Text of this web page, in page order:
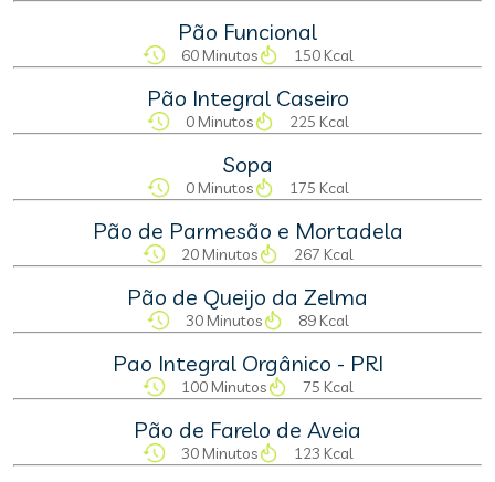
Pão Funcional
60 Minutos 150 Kcal
Pão Integral Caseiro
0 Minutos 225 Kcal
Sopa
0 Minutos 175 Kcal
Pão de Parmesão e Mortadela
20 Minutos 267 Kcal
Pão de Queijo da Zelma
30 Minutos 89 Kcal
Pao Integral Orgânico - PRI
100 Minutos 75 Kcal
Pão de Farelo de Aveia
30 Minutos 123 Kcal